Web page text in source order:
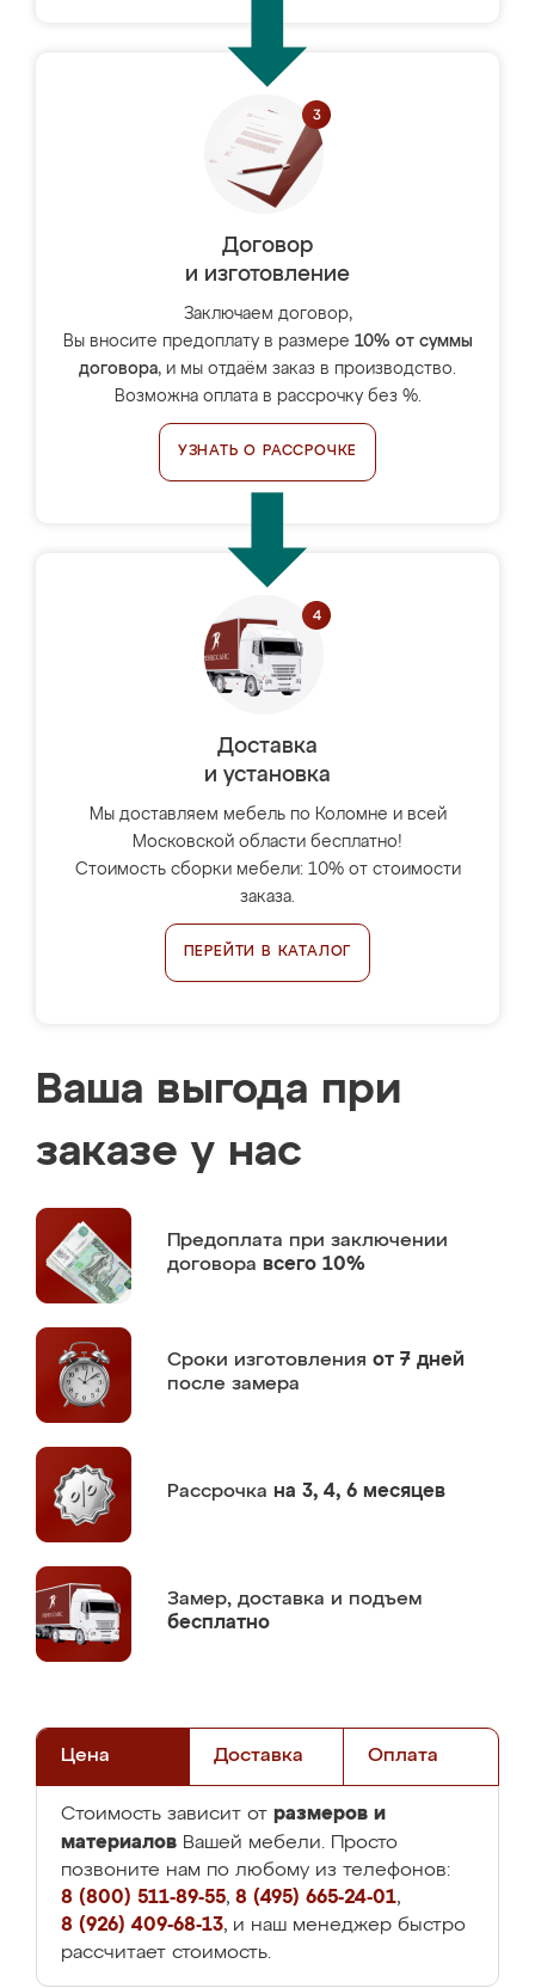
Договор
и изготовление
Заключаем договор,
Вы вносите предоплату в размере 10% от суммы
договора, и мы отдаём заказ в производство.
Возможна оплата в рассрочку без %.
УЗНАТЬ О РАССРОЧКЕ
Доставка
и установка
Мы доставляем мебель по Коломне и всей
Московской области бесплатно!
Стоимость сборки мебели: 10% от стоимости
заказа.
ПЕРЕЙТИ В КАТАЛОГ
Ваша выгода при
заказе у нас
Предоплата при заключении
договора всего 10%
Сроки изготовления от 7 дней
после замера
Рассрочка на 3, 4, 6 месяцев
Замер, доставка и подъем
бесплатно
Цена Доставка Оплата
Стоимость зависит от размеров и
материалов Вашей мебели. Просто
позвоните нам по любому из телефонов:
8 (800) 511-89-55, 8 (495) 665-24-01,
8 (926) 409-68-13, и наш менеджер быстро
рассчитает стоимость.